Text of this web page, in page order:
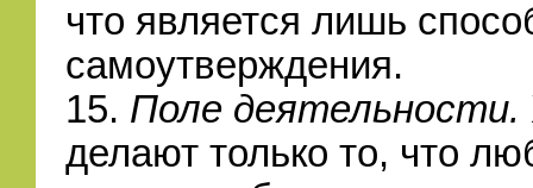
что является лишь
самоутверждения.
15. Поле деятельности.
делают только то, что